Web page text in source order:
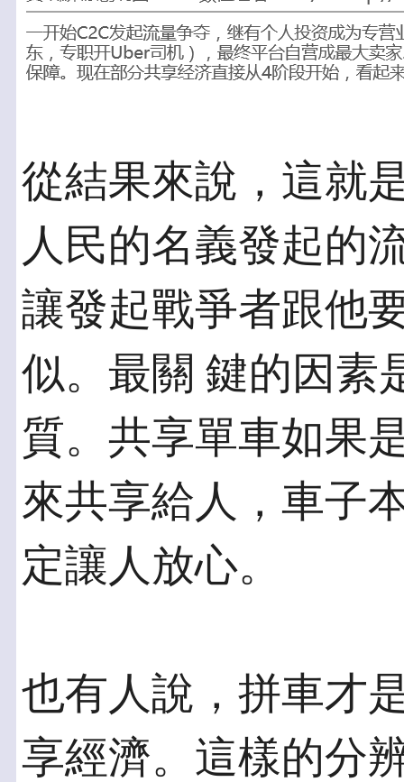
從結果來說，這就
人民的名義發起的
讓發起戰爭者跟他
似。最關 鍵的因素
質。共享單車如果
來共享給人，車子
定讓人放心。
也有人說，拼車才
享經濟。這樣的分